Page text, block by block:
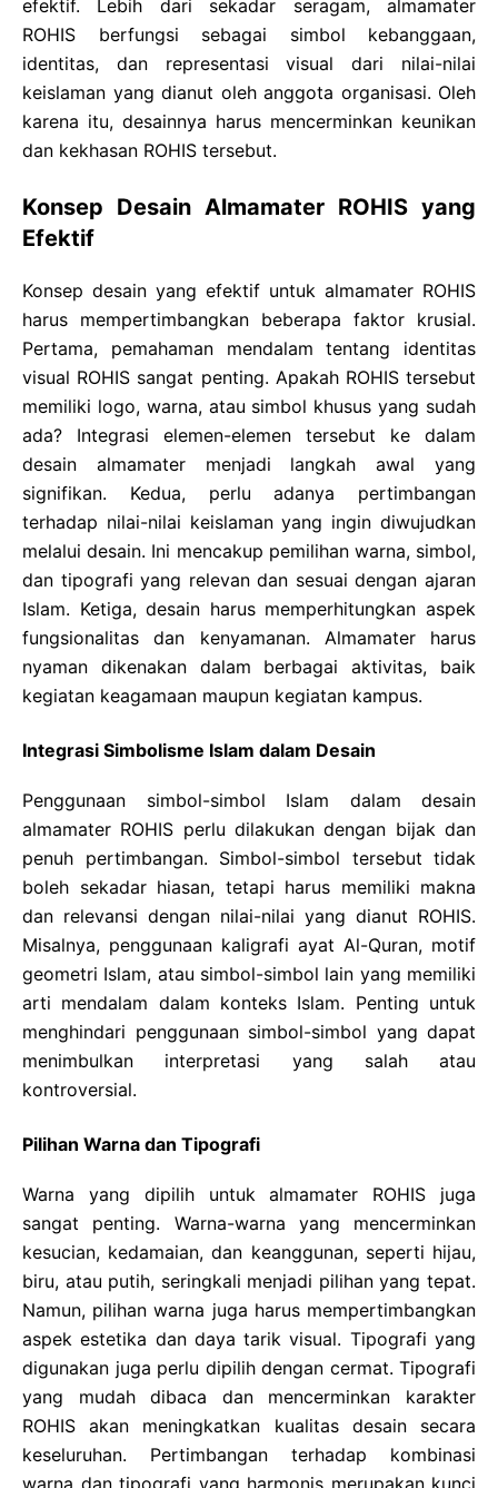
efektif. Lebih dari sekadar seragam, almamater
ROHIS berfungsi sebagai simbol kebanggaan,
identitas, dan representasi visual dari nilai-nilai
keislaman yang dianut oleh anggota organisasi. Oleh
karena itu, desainnya harus mencerminkan keunikan
dan kekhasan ROHIS tersebut.
Konsep Desain Almamater ROHIS yang
Efektif
Konsep desain yang efektif untuk almamater ROHIS
harus mempertimbangkan beberapa faktor krusial.
Pertama, pemahaman mendalam tentang identitas
visual ROHIS sangat penting. Apakah ROHIS tersebut
memiliki logo, warna, atau simbol khusus yang sudah
ada? Integrasi elemen-elemen tersebut ke dalam
desain almamater menjadi langkah awal yang
signifikan. Kedua, perlu adanya pertimbangan
terhadap nilai-nilai keislaman yang ingin diwujudkan
melalui desain. Ini mencakup pemilihan warna, simbol,
dan tipografi yang relevan dan sesuai dengan ajaran
Islam. Ketiga, desain harus memperhitungkan aspek
fungsionalitas dan kenyamanan. Almamater harus
nyaman dikenakan dalam berbagai aktivitas, baik
kegiatan keagamaan maupun kegiatan kampus.
Integrasi Simbolisme Islam dalam Desain
Penggunaan simbol-simbol Islam dalam desain
almamater ROHIS perlu dilakukan dengan bijak dan
penuh pertimbangan. Simbol-simbol tersebut tidak
boleh sekadar hiasan, tetapi harus memiliki makna
dan relevansi dengan nilai-nilai yang dianut ROHIS.
Misalnya, penggunaan kaligrafi ayat Al-Quran, motif
geometri Islam, atau simbol-simbol lain yang memiliki
arti mendalam dalam konteks Islam. Penting untuk
menghindari penggunaan simbol-simbol yang dapat
menimbulkan interpretasi yang salah atau
kontroversial.
Pilihan Warna dan Tipografi
Warna yang dipilih untuk almamater ROHIS juga
sangat penting. Warna-warna yang mencerminkan
kesucian, kedamaian, dan keanggunan, seperti hijau,
biru, atau putih, seringkali menjadi pilihan yang tepat.
Namun, pilihan warna juga harus mempertimbangkan
aspek estetika dan daya tarik visual. Tipografi yang
digunakan juga perlu dipilih dengan cermat. Tipografi
yang mudah dibaca dan mencerminkan karakter
ROHIS akan meningkatkan kualitas desain secara
keseluruhan. Pertimbangan terhadap kombinasi
warna dan tipografi yang harmonis merupakan kunci